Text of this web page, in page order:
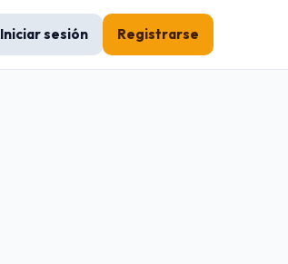
Iniciar sesión Registrarse